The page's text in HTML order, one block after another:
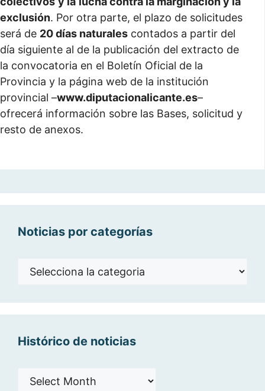
exclusión. Por otra parte, el plazo de solicitudes
será de 20 días naturales contados a partir del
día siguiente al de la publicación del extracto de
la convocatoria en el Boletín Oficial de la
Provincia y la página web de la institución
provincial –www.diputacionalicante.es–
ofrecerá información sobre las Bases, solicitud y
resto de anexos.
Noticias por categorías
Noticias
Histórico de noticias
Histórico